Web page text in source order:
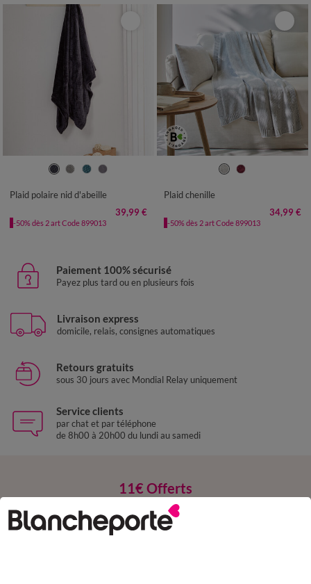
Plaid polaire nid d'abeille
39,99 €
-50% dès 2 art Code 899013
Plaid chenille
34,99 €
-50% dès 2 art Code 899013
Paiement 100% sécurisé
Payez plus tard ou en plusieurs fois
Livraison express
domicile, relais, consignes automatiques
Retours gratuits
sous 30 jours avec Mondial Relay uniquement
Service clients
par chat et par téléphone
de 8h00 à 20h00 du lundi au samedi
11€ Offerts
en vous inscrivant à la newsletter
dès 20€ d’achat
conditions dans votre email de confirmation